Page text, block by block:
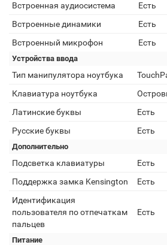
Встроенная аудиосистема
Есть
Встроенные динамики
Есть
Встроенный микрофон
Есть
Устройства ввода
Тип манипулятора ноутбука
Клавиатура ноутбука
Латинские буквы
Есть
Русские буквы
Есть
Дополнительно
Подсветка клавиатуры
Есть
Поддержка замка Kensington
Есть
Идентификация
пользователя по отпечаткам
пальцев
Есть
Питание